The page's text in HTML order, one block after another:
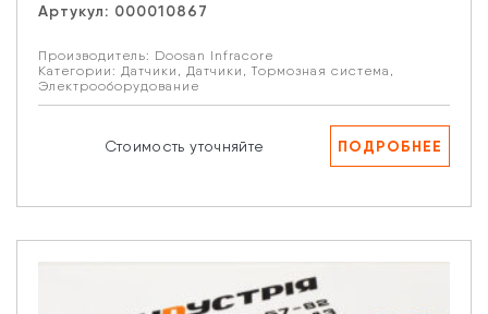
Артукул: 000010867
Производитель: Doosan Infracore
Категории: Датчики , Датчики , Тормозная система ,
Электрооборудование
Стоимость уточняйте ПОДРОБНЕЕ